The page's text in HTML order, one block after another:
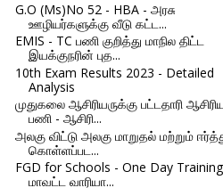
G.O (Ms)No 52 - HBA - அரசு
ஊழியர்களுக்கு வீடு கட்ட...
EMIS - TC பணி குறித்து மாநில திட்ட
இயக்குநரின் புத...
10th Exam Results 2023 - Detailed
Analysis
முதுகலை ஆசிரியருக்கு பட்டதாரி
பணி - ஆசிரி...
அலகு விட்டு அலகு மாறுதல் மற்றும்
கொள்ளப்பட...
FGD for Schools - One Day
மாவட்ட வாரியா...